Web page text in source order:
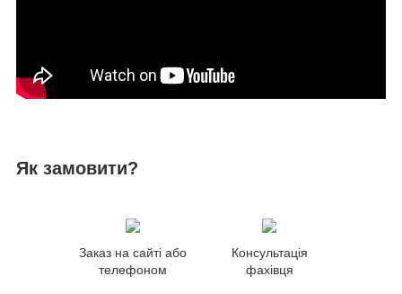
Як замовити?
Заказ на сайті або
телефоном
Консультація
фахівця